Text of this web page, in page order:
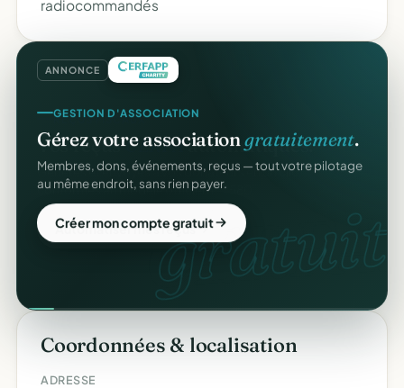
radiocommandés
ANNONCE
gratuit.
GESTION D'ASSOCIATION
Gérez votre associationgratuitement.
Membres, dons, événements, reçus — tout votre pilotage
au même endroit, sans rien payer.
Créer mon compte gratuit
Coordonnées & localisation
ADRESSE